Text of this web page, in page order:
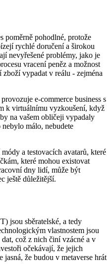
poměrně pohodlné, protože
rychlé doručení a širokou
nevyřešené problémy, jako je
vracení peněz a možnost
vypadat v reálu - zejména
e-commerce business s
k virtuálnímu vyzkoušení, když
na vašem obličeji vypadaly
málo, nebudete
a testovacích avatarů, které
které mohou existovat
dny lidí, může být
ještě důležitější.
jsou sběratelské, a tedy
vlastnostem jsou
což z nich činí vzácné a v
očekávají, že jejich
jasná, že budou v metaverse hrát